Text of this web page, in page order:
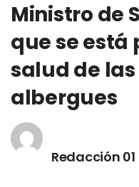
Ministro de
que se está
salud de
albergues
Redacción 01